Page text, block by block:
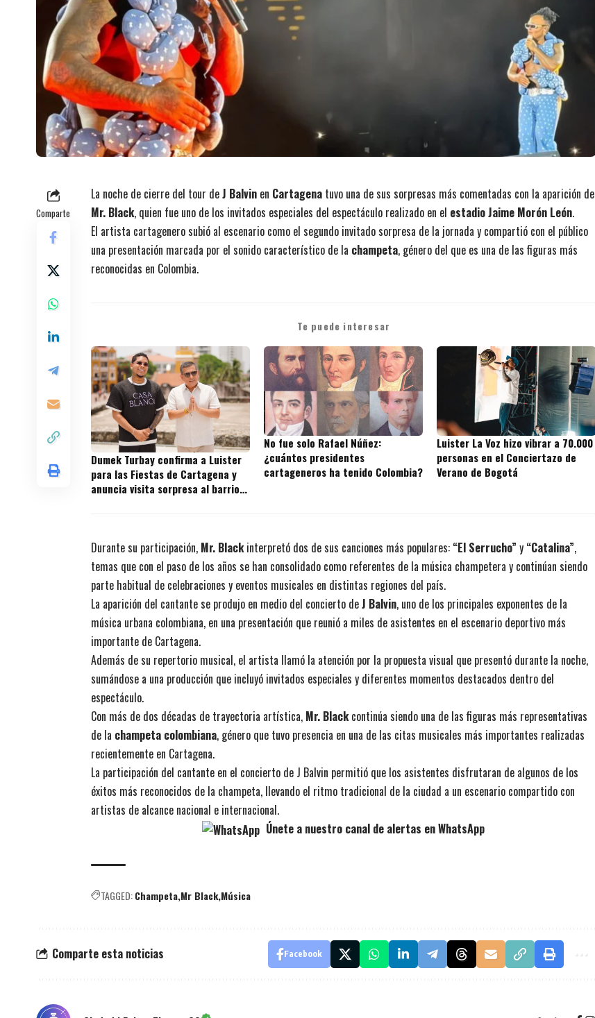
Comparte
La noche de cierre del tour deJ Balvin en Cartagena tuvo una de sus sorpresas más comentadas con la aparición de
Mr. Black, quien fue uno de los invitados especiales del espectáculo realizado en el estadio Jaime Morón León.
El artista cartagenero subió al escenario como el segundo invitado sorpresa de la jornada y compartió con el público
una presentación marcada por el sonido característico de la champeta, género del que es una de las figuras más
reconocidas en Colombia.
Te puede interesar
Dumek Turbay confirma a Luister
para las Fiestas de Cartagena y
anuncia visita sorpresa al barrio
No fue solo Rafael Núñez:
¿cuántos presidentes
cartageneros ha tenido Colombia?
Luister La Voz hizo vibrar a 70.000
personas en el Conciertazo de
Verano de Bogotá
Durante su participación, Mr. Blackinterpretó dos de sus canciones más populares: “El Serrucho” y “Catalina”,
temas que con el paso de los años se han consolidado como referentes de la música champetera y continúan siendo
parte habitual de celebraciones y eventos musicales en distintas regiones del país.
La aparición del cantante se produjo en medio del concierto deJ Balvin, uno de los principales exponentes de la
música urbana colombiana, en una presentación que reunió a miles de asistentes en el escenario deportivo más
importante de Cartagena.
Además de su repertorio musical, el artista llamó la atención por la propuesta visual que presentó durante la noche,
sumándose a una producción que incluyó invitados especiales y diferentes momentos destacados dentro del
espectáculo.
Con más de dos décadas de trayectoria artística, Mr. Blackcontinúa siendo una de las figuras más representativas
de la champeta colombiana, género que tuvo presencia en una de las citas musicales más importantes realizadas
recientemente en Cartagena.
La participación del cantante en el concierto de J Balvin permitió que los asistentes disfrutaran de algunos de los
éxitos más reconocidos de la champeta, llevando el ritmo tradicional de la ciudad a un escenario compartido con
artistas de alcance nacional e internacional.
Únete a nuestro canal de alertas en WhatsApp
TAGGED:Champeta Mr Black Música
Comparte esta noticias Facebook